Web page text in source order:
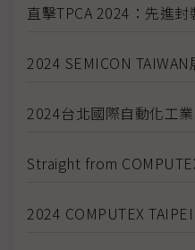
直擊TPCA 2024：先進
2024 SEMICON TAIWAN
2024台北國際自動化工
Straight from
2024 COMPUTEX